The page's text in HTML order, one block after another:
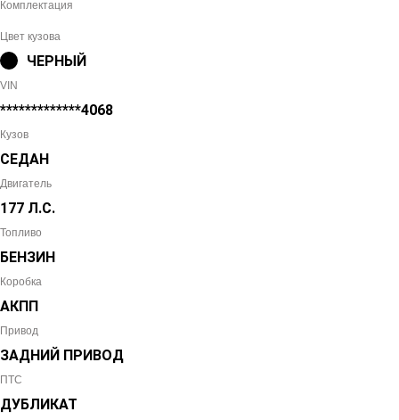
Комплектация
Цвет кузова
ЧЕРНЫЙ
VIN
*************4068
Кузов
СЕДАН
Двигатель
177 Л.С.
Топливо
БЕНЗИН
Коробка
АКПП
Привод
ЗАДНИЙ ПРИВОД
ПТС
ДУБЛИКАТ